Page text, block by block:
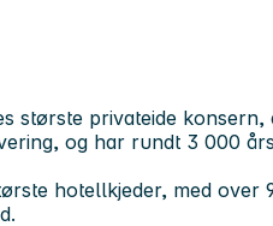
største privateide
og har rundt 3 000
hotellkjeder, med over